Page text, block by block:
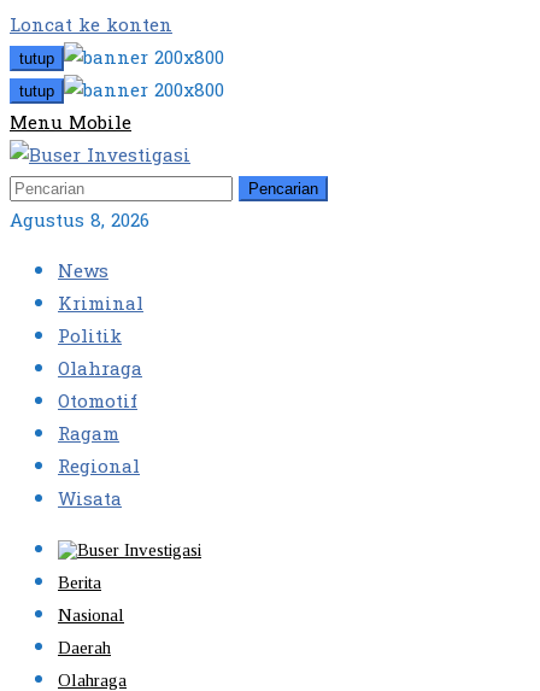
Loncat ke konten
tutup
tutup
Menu Mobile
Pencarian
Agustus 8, 2026
News
Kriminal
Politik
Olahraga
Otomotif
Ragam
Regional
Wisata
Berita
Nasional
Daerah
Olahraga